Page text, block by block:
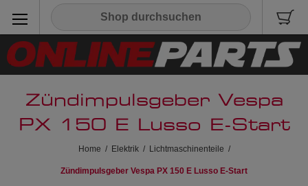
Zündimpulsgeber Vespa
PX 150 E Lusso E-Start
Home / Elektrik / Lichtmaschinenteile /
Zündimpulsgeber Vespa PX 150 E Lusso E-Start